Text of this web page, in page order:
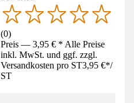
(0)
Preis — 3,95 € * Alle Preise
inkl. MwSt. und ggf. zzgl.
Versandkosten pro ST3,95 €*/
ST